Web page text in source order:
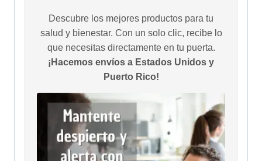
Descubre los mejores productos para tu
salud y bienestar. Con un solo clic, recibe lo
que necesitas directamente en tu puerta.
¡Hacemos envíos a Estados Unidos y
Puerto Rico!